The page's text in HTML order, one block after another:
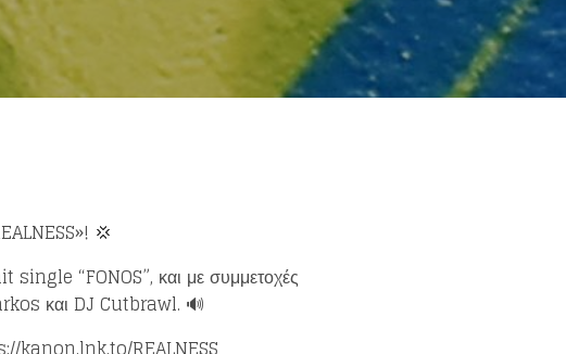
💢
single “FONOS”, και με συμμετοχές
και DJ Cutbrawl. 🔊